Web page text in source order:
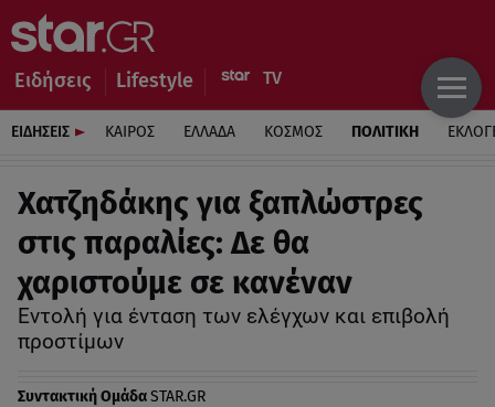
Ειδήσεις Lifestyle
ΕΙΔΗΣΕΙΣ ΚΑΙΡΟΣ ΕΛΛΑΔΑ ΚΟΣΜΟΣ ΠΟΛΙΤΙΚΗ
Χατζηδάκης για ξαπλώστρες
στις παραλίες: Δε θα
χαριστούμε σε κανέναν
Εντολή για ένταση των ελέγχων και επιβολή
προστίμων
Συντακτική ΟμάδαSTAR.GR